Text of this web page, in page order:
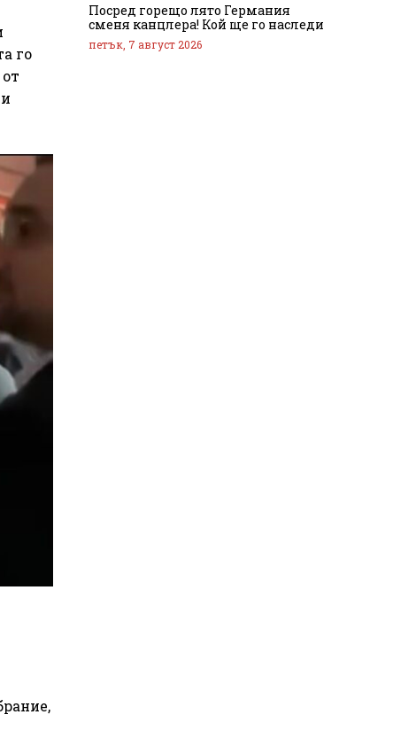
го
Посред горещо лято Германия
сменя канцлера! Кой ще го наследи
петък, 7 август 2026